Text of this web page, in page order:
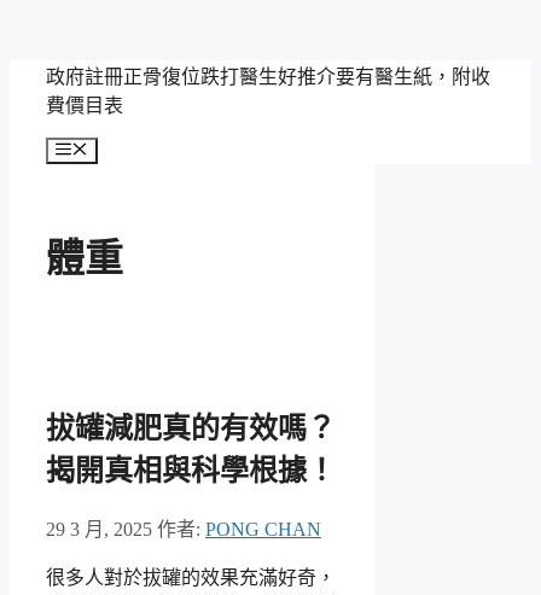
政府註冊正骨復位跌打醫生好推介要有醫生紙，附收
費價目表
選
體重
拔罐減肥真的有效嗎？
揭開真相與科學根據！
29 3 月, 2025 作者: PONG CHAN
很多人對於拔罐的效果充滿好奇，